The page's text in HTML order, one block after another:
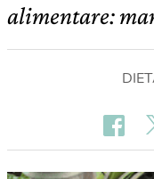
alimentare: